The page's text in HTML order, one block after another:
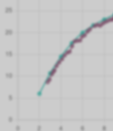
8.8 Monate
8.6 Monate
8.3 Monate
8.1 Monate